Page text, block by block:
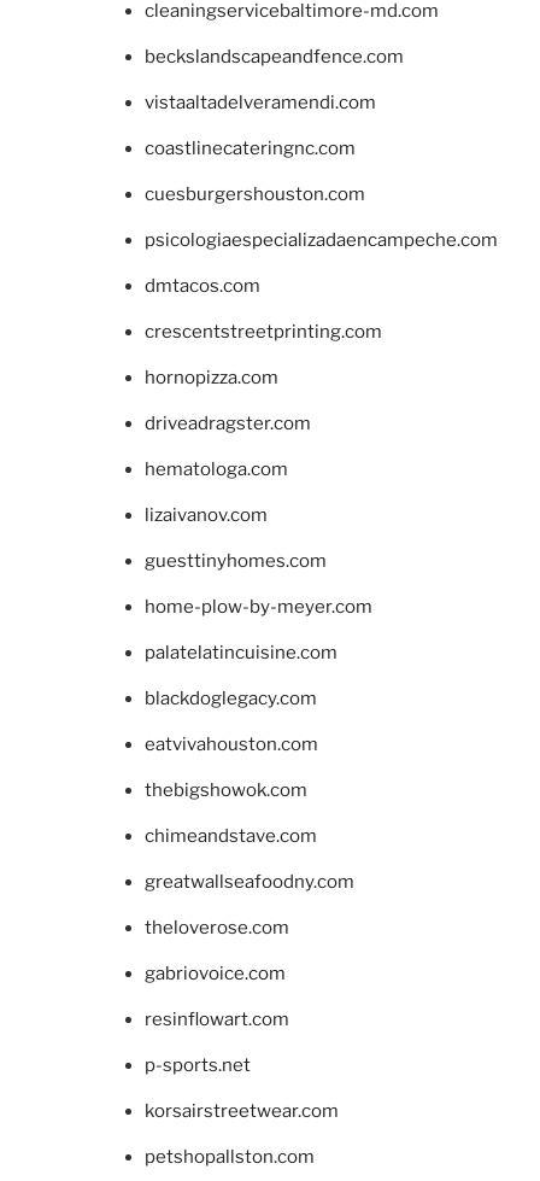
cleaningservicebaltimore-md.com
beckslandscapeandfence.com
vistaaltadelveramendi.com
coastlinecateringnc.com
cuesburgershouston.com
psicologiaespecializadaencampeche.com
dmtacos.com
crescentstreetprinting.com
hornopizza.com
driveadragster.com
hematologa.com
lizaivanov.com
guesttinyhomes.com
home-plow-by-meyer.com
palatelatincuisine.com
blackdoglegacy.com
eatvivahouston.com
thebigshowok.com
chimeandstave.com
greatwallseafoodny.com
theloverose.com
gabriovoice.com
resinflowart.com
p-sports.net
korsairstreetwear.com
petshopallston.com